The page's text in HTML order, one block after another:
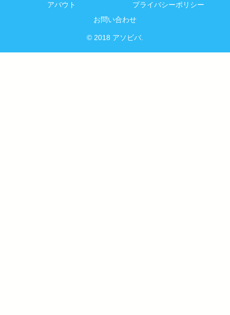
アバウト
プライバシーポリシー
お問い合わせ
© 2018 アソビバ.